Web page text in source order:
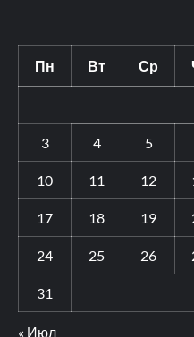
Пн Вт Ср
3 4 5
10 11 12
17 18 19
24 25 26
31
« Июл